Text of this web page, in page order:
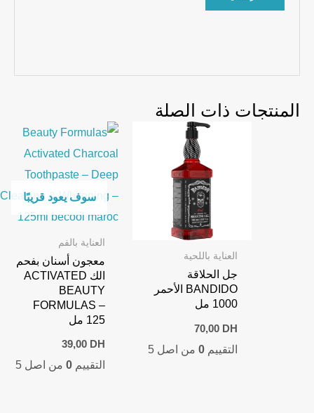
المنتجات ذات الصلة
العناية باللحية
جل الحلاقة
BANDIDO الأحمر
1000 مل
70,00 DH
التقييم 0من اصل 5
سوف يعود قريبًا
العناية بالفم
معجون أسنان بفحم
الك ACTIVATED
BEAUTY
FORMULAS –
125 مل
39,00 DH
التقييم0 من اصل 5